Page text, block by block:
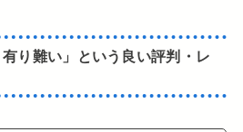
有り難い」という良い評判・レ